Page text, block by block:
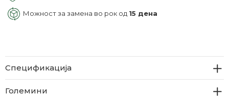
Можност за замена во рок од 15 дена
Спецификација
Големини